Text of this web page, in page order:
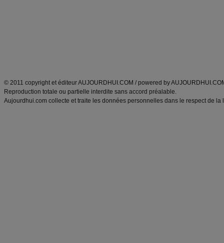
© 2011 copyright et éditeur AUJOURDHUI.COM / powered by
Reproduction totale ou partielle interdite sans accord préalable.
Aujourdhui.com collecte et traite les données personnelles dans le respect de